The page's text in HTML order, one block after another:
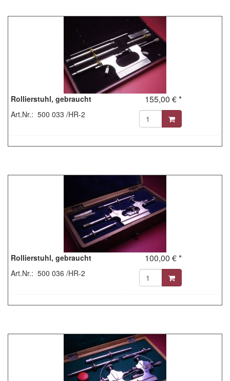
Rollierstuhl, gebraucht
Art.Nr.: 500 033 /HR-2
155,00 € *
Rollierstuhl, gebraucht
Art.Nr.: 500 036 /HR-2
100,00 € *